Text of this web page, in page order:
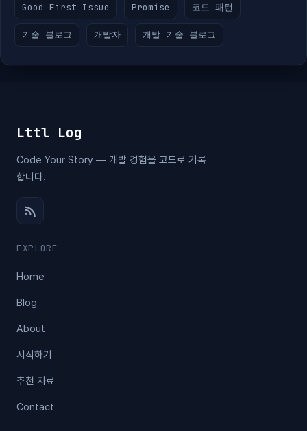
Good First Issue Promise 코드 패턴
기술 블로그 개발자 개발 기술 블로그
Lttl Log
Code Your Story — 개발 경험을 코드로 기록
합니다.
EXPLORE
Home
Blog
About
시작하기
추천 자료
Contact